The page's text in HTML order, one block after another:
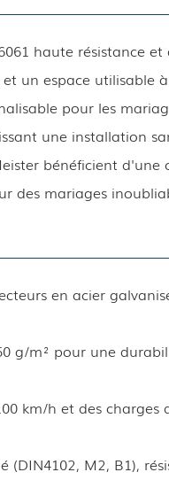
haute résistance
un espace utilisable
pour les
une installation
bénéficient
des mariages
en acier
g/m² pour une
km/h et des charges
M2, B1),